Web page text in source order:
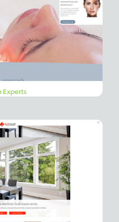
Experts